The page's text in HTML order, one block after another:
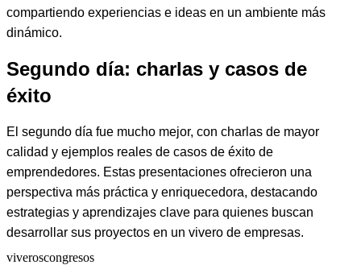
compartiendo experiencias e ideas en un ambiente más
dinámico.
Segundo día: charlas y casos de
éxito
El segundo día fue mucho mejor, con charlas de mayor
calidad y ejemplos reales de casos de éxito de
emprendedores. Estas presentaciones ofrecieron una
perspectiva más práctica y enriquecedora, destacando
estrategias y aprendizajes clave para quienes buscan
desarrollar sus proyectos en un vivero de empresas.
viveroscongresos